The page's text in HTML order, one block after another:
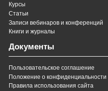
Курсы
Статьи
Записи вебинаров и конференций
Книги и журналы
Документы
Пользовательское соглашение
Положение о конфиденциальности
Правила использования сайта